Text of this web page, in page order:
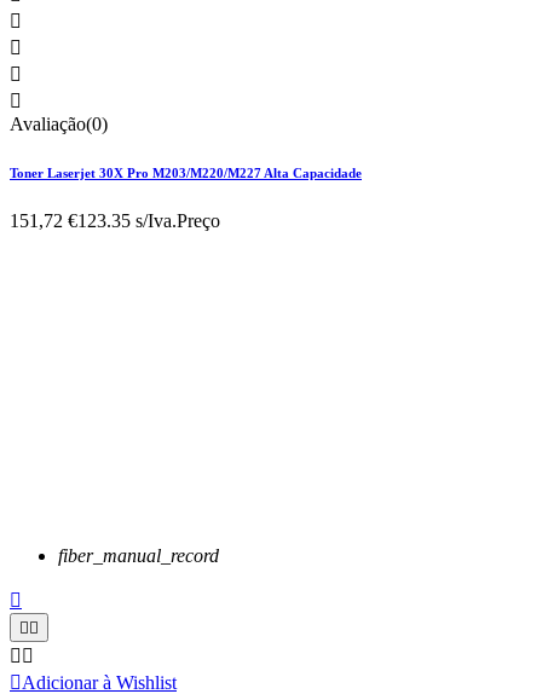




Avaliação(0)
Toner Laserjet 30X Pro M203/M220/M227 Alta Capacidade
151,72 €123.35 s/Iva.Preço
fiber_manual_record


 
Adicionar à Wishlist